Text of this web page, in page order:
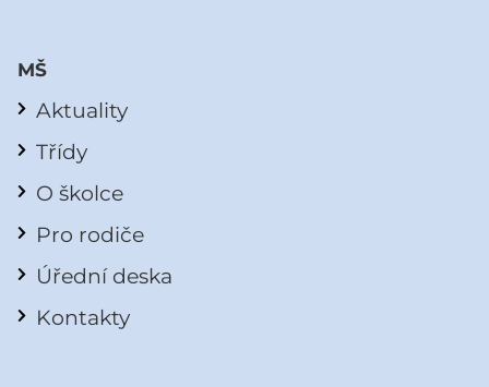
MŠ
Aktuality
Třídy
O školce
Pro rodiče
Úřední deska
Kontakty